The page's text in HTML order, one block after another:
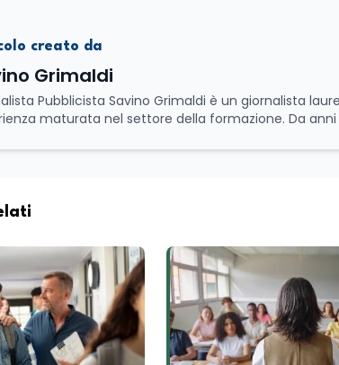
creato da
Grimaldi
Pubblicista Savino Grimaldi è un giornalista
maturata nel settore della formazione. Da
istruzione, occupazione e sviluppo delle
critico.